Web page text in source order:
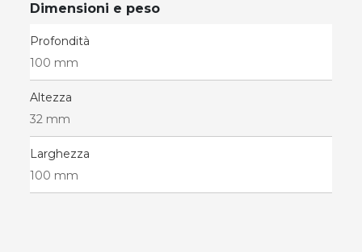
Dimensioni e peso
Profondità
100 mm
Altezza
32 mm
Larghezza
100 mm